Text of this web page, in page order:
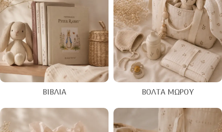
ΒΙΒΛΊΑ ΒΌΛΤΑ ΜΩΡΟΎ